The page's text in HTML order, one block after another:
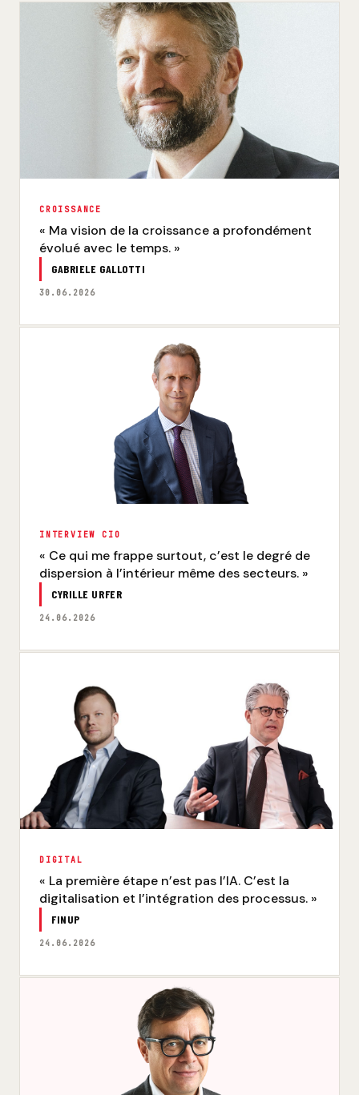
CROISSANCE
« Ma vision de la croissance a profondément
évolué avec le temps. »
GABRIELE GALLOTTI
30.06.2026
INTERVIEW CIO
« Ce qui me frappe surtout, c’est le degré de
dispersion à l’intérieur même des secteurs. »
CYRILLE URFER
24.06.2026
DIGITAL
« La première étape n’est pas l’IA. C’est la
digitalisation et l’intégration des processus. »
FINUP
24.06.2026